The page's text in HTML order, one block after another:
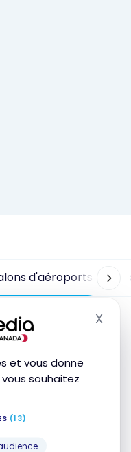
et vous donne
souhaitez
(13)
X
d'aéroports Vols